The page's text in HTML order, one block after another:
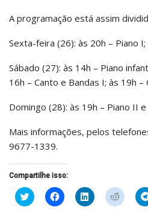
A programação está assim
Sexta-feira (26): às 20h – Piano I;
Sábado (27): às 14h – Piano
16h – Canto e Bandas I; às 19h –
Domingo (28): às 19h – Piano II e
Mais informações, pelos
9677-1339.
Compartilhe isso:
Clique
para
Clique
para
Clique
para
Clique
para